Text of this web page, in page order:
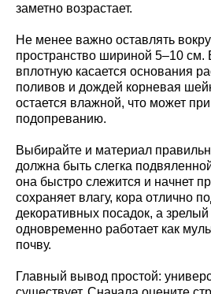
заметно возрастает.
Не менее важно оставлять
пространство шириной 5–10 см.
вплотную касается основания
поливов и дождей корневая
остается влажной, что может
подопреванию.
Выбирайте и материал
должна быть слегка
она быстро слежится и начнет
сохраняет влагу, кора отлично
декоративных посадок, а зрелый
одновременно работает как
почву.
Главный вывод простой: